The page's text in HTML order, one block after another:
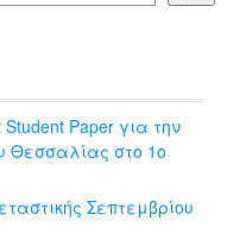
Paper για την
Θεσσαλίας στο 1ο
Σεπτεμβρίου